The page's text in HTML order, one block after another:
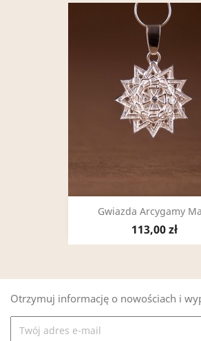
Gwiazda Arcygamy
113,00 zł
Otrzymuj informację o nowościach i